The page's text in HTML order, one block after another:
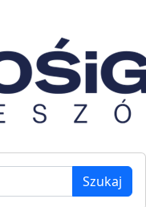
Szukaj